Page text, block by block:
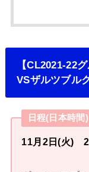
【CL2021-22
VSザルツブル
日程(日本時間)
11月2日(火)